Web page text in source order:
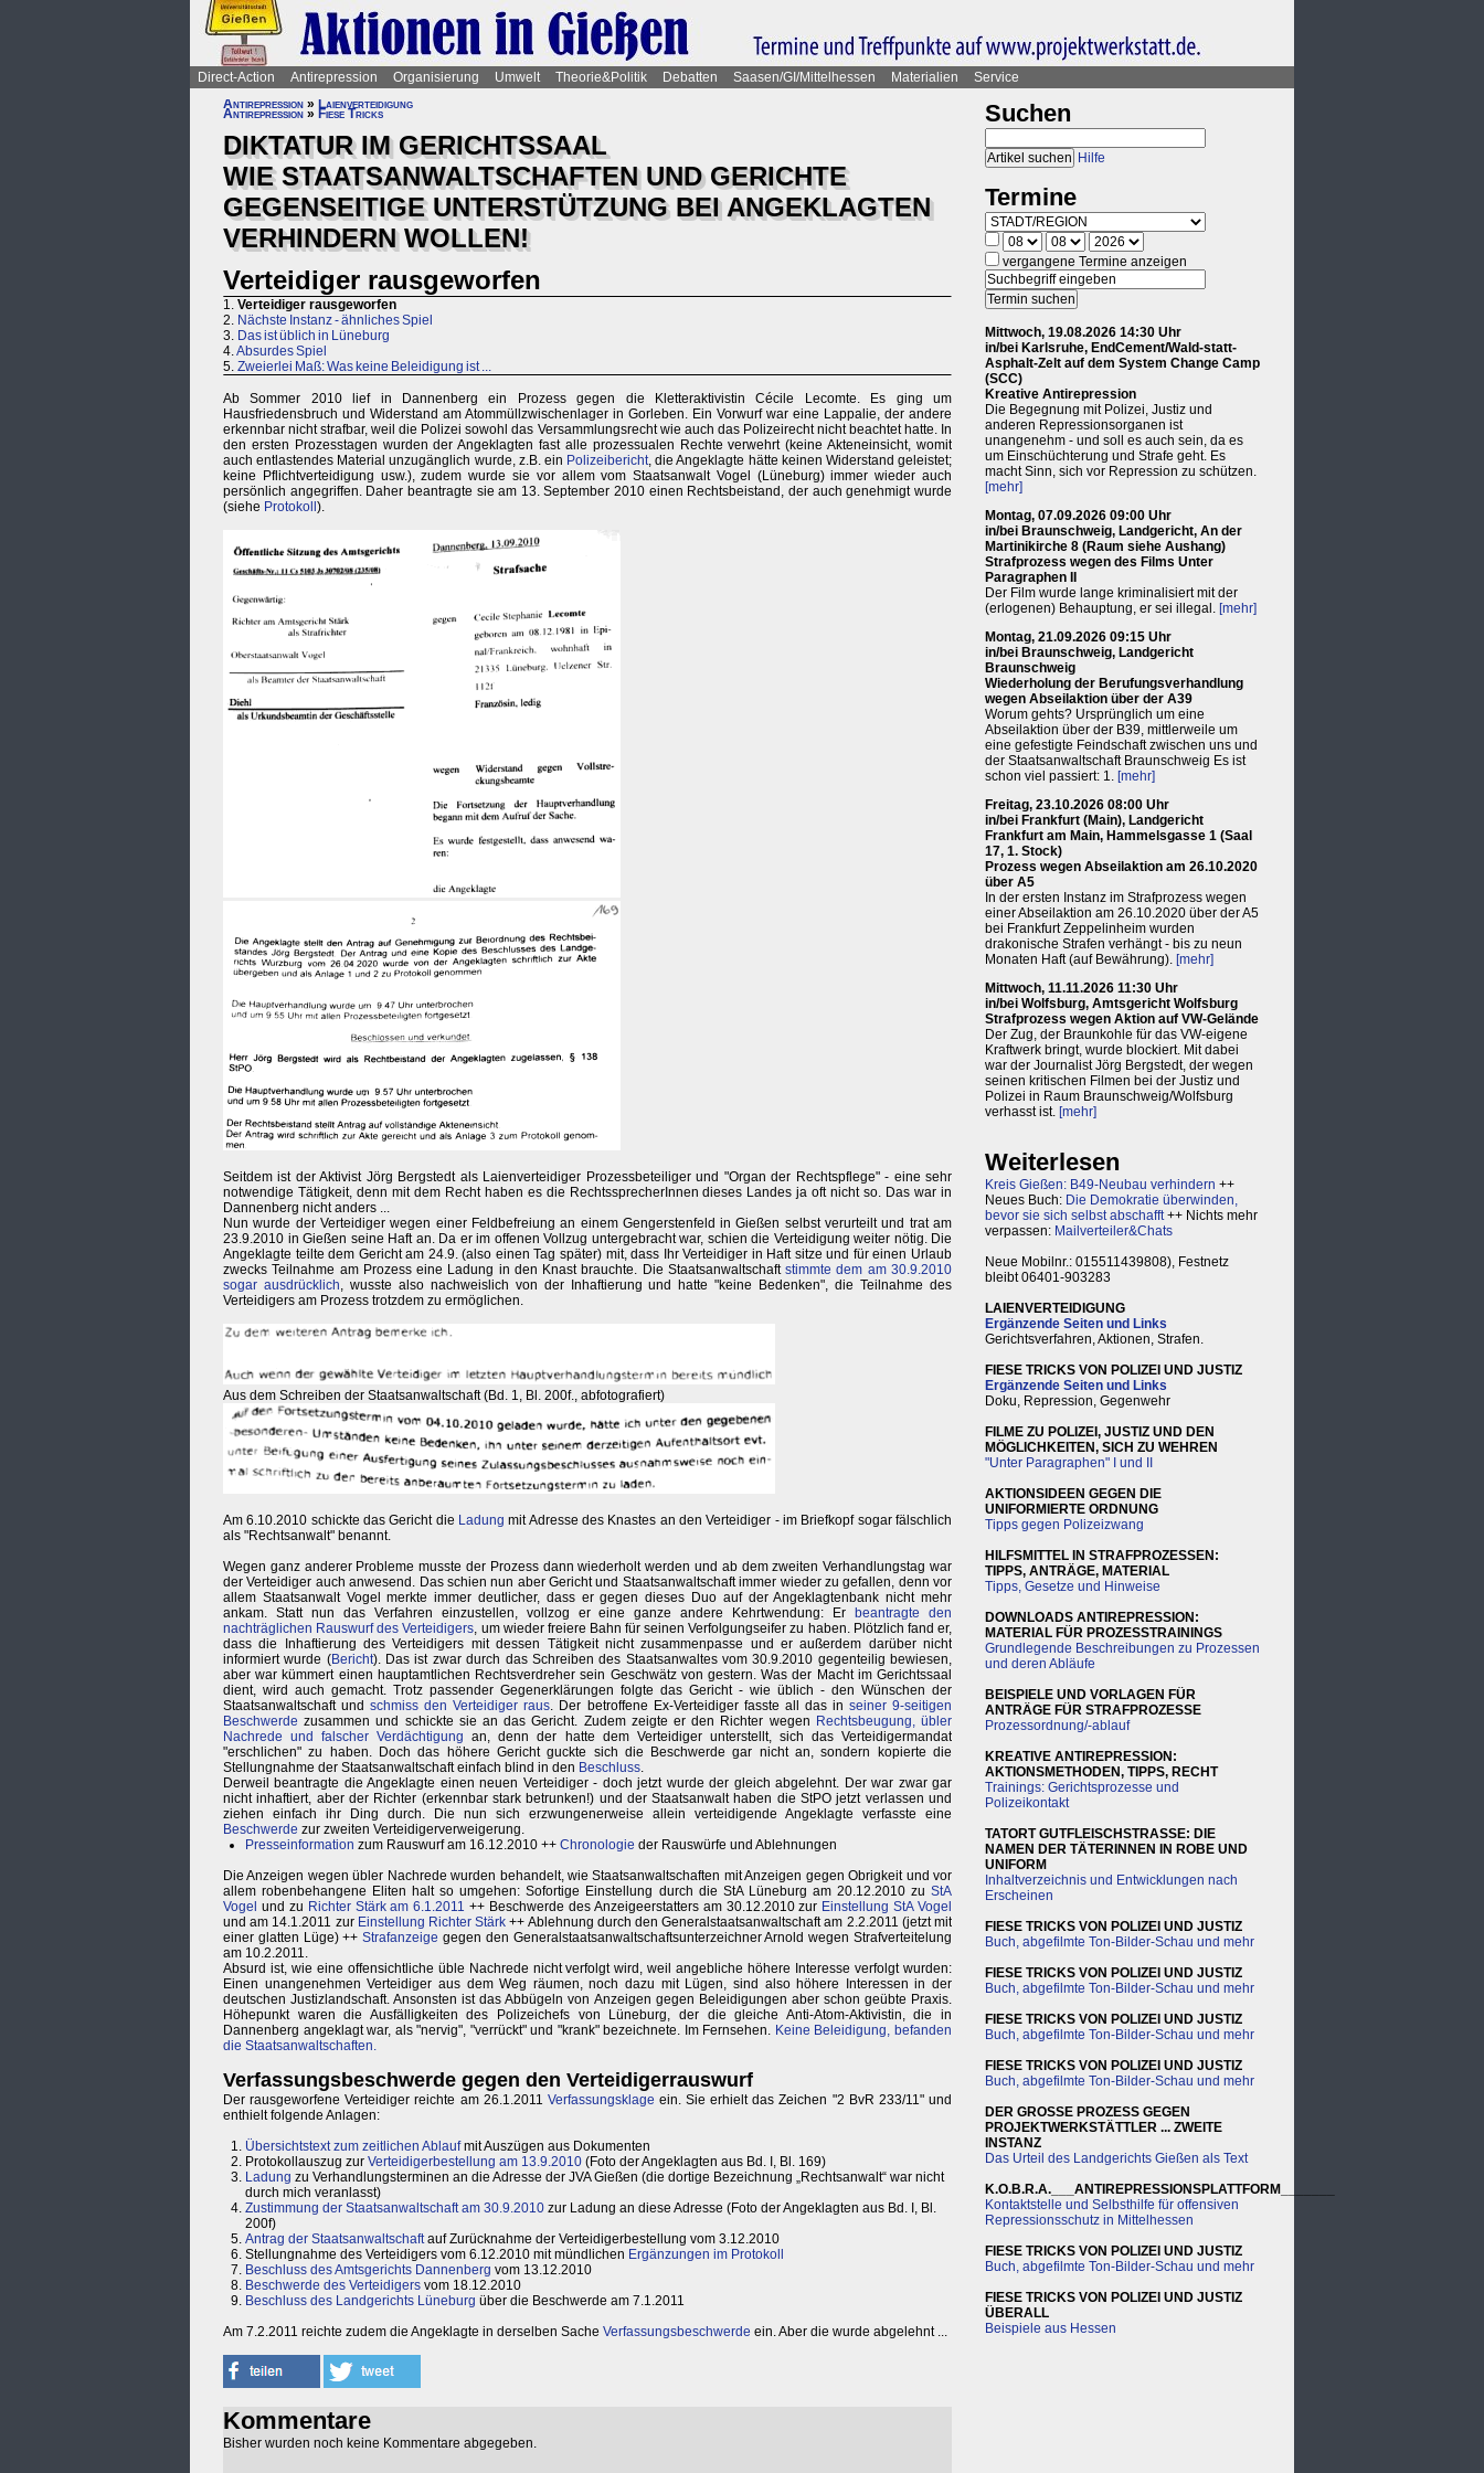
Direct-Action Antirepression Organisierung Umwelt Theorie&Politik Debatten Saasen/GI/Mittelhessen Materialien
Service
Antirepression » Laienverteidigung
Antirepression » Fiese Tricks
DIKTATUR IM GERICHTSSAAL
WIE STAATSANWALTSCHAFTEN UND GERICHTE
GEGENSEITIGE UNTERSTÜTZUNG BEI ANGEKLAGTEN
VERHINDERN WOLLEN!
Verteidiger rausgeworfen
1. Verteidiger rausgeworfen
2. Nächste Instanz - ähnliches Spiel
3. Das ist üblich in Lüneburg
4.Absurdes Spiel
5. Zweierlei Maß: Was keine Beleidigung ist ...
Ab Sommer 2010 lief in Dannenberg ein Prozess gegen die Kletteraktivistin Cécile Lecomte. Es ging um
Hausfriedensbruch und Widerstand am Atommüllzwischenlager in Gorleben. Ein Vorwurf war eine Lappalie, der andere
erkennbar nicht strafbar, weil die Polizei sowohl das Versammlungsrecht wie auch das Polizeirecht nicht beachtet hatte. In
den ersten Prozesstagen wurden der Angeklagten fast alle prozessualen Rechte verwehrt (keine Akteneinsicht, womit
auch entlastendes Material unzugänglich wurde, z.B. ein Polizeibericht, die Angeklagte hätte keinen Widerstand geleistet;
keine Pflichtverteidigung usw.), zudem wurde sie vor allem vom Staatsanwalt Vogel (Lüneburg) immer wieder auch
persönlich angegriffen. Daher beantragte sie am 13. September 2010 einen Rechtsbeistand, der auch genehmigt wurde
(siehe Protokoll ).
Seitdem ist der Aktivist Jörg Bergstedt als Laienverteidiger Prozessbeteiliger und "Organ der Rechtspflege" - eine sehr
notwendige Tätigkeit, denn mit dem Recht haben es die RechtssprecherInnen dieses Landes ja oft nicht so. Das war in
Dannenberg nicht anders ...
Nun wurde der Verteidiger wegen einer Feldbefreiung an einem Gengerstenfeld in Gießen selbst verurteilt und trat am
23.9.2010 in Gießen seine Haft an. Da er im offenen Vollzug untergebracht war, schien die Verteidigung weiter nötig. Die
Angeklagte teilte dem Gericht am 24.9. (also einen Tag später) mit, dass Ihr Verteidiger in Haft sitze und für einen Urlaub
zwecks Teilnahme am Prozess eine Ladung in den Knast brauchte. Die Staatsanwaltschaftstimmte dem am 30.9.2010
sogar ausdrücklich, wusste also nachweislich von der Inhaftierung und hatte "keine Bedenken", die Teilnahme des
Verteidigers am Prozess trotzdem zu ermöglichen.
Aus dem Schreiben der Staatsanwaltschaft (Bd. 1, Bl. 200f., abfotografiert)
Am 6.10.2010 schickte das Gericht die Ladung mit Adresse des Knastes an den Verteidiger - im Briefkopf sogar fälschlich
als "Rechtsanwalt" benannt.
Wegen ganz anderer Probleme musste der Prozess dann wiederholt werden und ab dem zweiten Verhandlungstag war
der Verteidiger auch anwesend. Das schien nun aber Gericht und Staatsanwaltschaft immer wieder zu gefallen, denn vor
allem Staatsanwalt Vogel merkte immer deutlicher, dass er gegen dieses Duo auf der Angeklagtenbank nicht mehr
ankam. Statt nun das Verfahren einzustellen, vollzog er eine ganze andere Kehrtwendung: Er beantragte den
nachträglichen Rauswurf des Verteidigers, um wieder freiere Bahn für seinen Verfolgungseifer zu haben. Plötzlich fand er,
dass die Inhaftierung des Verteidigers mit dessen Tätigkeit nicht zusammenpasse und er außerdem darüber nicht
informiert wurde (Bericht). Das ist zwar durch das Schreiben des Staatsanwaltes vom 30.9.2010 gegenteilig bewiesen,
aber war kümmert einen hauptamtlichen Rechtsverdreher sein Geschwätz von gestern. Was der Macht im Gerichtssaal
dient, wird auch gemacht. Trotz passender Gegenerklärungen folgte das Gericht - wie üblich - den Wünschen der
Staatsanwaltschaft undschmiss den Verteidiger raus. Der betroffene Ex-Verteidiger fasste all das in seiner 9-seitigen
Beschwerde zusammen und schickte sie an das Gericht. Zudem zeigte er den Richter wegen Rechtsbeugung, übler
Nachrede und falscher Verdächtigung an, denn der hatte dem Verteidiger unterstellt, sich das Verteidigermandat
"erschlichen" zu haben. Doch das höhere Gericht guckte sich die Beschwerde gar nicht an, sondern kopierte die
Stellungnahme der Staatsanwaltschaft einfach blind in den Beschluss.
Derweil beantragte die Angeklagte einen neuen Verteidiger - doch jetzt wurde der gleich abgelehnt. Der war zwar gar
nicht inhaftiert, aber der Richter (erkennbar stark betrunken!) und der Staatsanwalt haben die StPO jetzt verlassen und
ziehen einfach ihr Ding durch. Die nun sich erzwungenerweise allein verteidigende Angeklagte verfasste eine
Beschwerde zur zweiten Verteidigerverweigerung.
Presseinformation zum Rauswurf am 16.12.2010 ++ Chronologie der Rauswürfe und Ablehnungen
Die Anzeigen wegen übler Nachrede wurden behandelt, wie Staatsanwaltschaften mit Anzeigen gegen Obrigkeit und vor
allem robenbehangene Eliten halt so umgehen: Sofortige Einstellung durch die StA Lüneburg am 20.12.2010 zu StA
Vogel und zu Richter Stärk am 6.1.2011 ++ Beschwerde des Anzeigeerstatters am 30.12.2010 zur Einstellung StA Vogel
und am 14.1.2011 zur Einstellung Richter Stärk ++ Ablehnung durch den Generalstaatsanwaltschaft am 2.2.2011 (jetzt mit
einer glatten Lüge) ++Strafanzeige gegen den Generalstaatsanwaltschaftsunterzeichner Arnold wegen Strafverteitelung
am 10.2.2011.
Absurd ist, wie eine offensichtliche üble Nachrede nicht verfolgt wird, weil angebliche höhere Interesse verfolgt wurden:
Einen unangenehmen Verteidiger aus dem Weg räumen, noch dazu mit Lügen, sind also höhere Interessen in der
deutschen Justizlandschaft. Ansonsten ist das Abbügeln von Anzeigen gegen Beleidigungen aber schon geübte Praxis.
Höhepunkt waren die Ausfälligkeiten des Polizeichefs von Lüneburg, der die gleiche Anti-Atom-Aktivistin, die in
Dannenberg angeklagt war, als "nervig", "verrückt" und "krank" bezeichnete. Im Fernsehen. Keine Beleidigung, befanden
die Staatsanwaltschaften.
Verfassungsbeschwerde gegen den Verteidigerrauswurf
Der rausgeworfene Verteidiger reichte am 26.1.2011 Verfassungsklage ein. Sie erhielt das Zeichen "2 BvR 233/11" und
enthielt folgende Anlagen:
Übersichtstext zum zeitlichen Ablaufmit Auszügen aus Dokumenten
Protokollauszug zur Verteidigerbestellung am 13.9.2010 (Foto der Angeklagten aus Bd. I, Bl. 169)
Ladung zu Verhandlungsterminen an die Adresse der JVA Gießen (die dortige Bezeichnung „Rechtsanwalt“ war nicht
durch mich veranlasst)
Zustimmung der Staatsanwaltschaft am 30.9.2010 zur Ladung an diese Adresse (Foto der Angeklagten aus Bd. I, Bl.
200f)
Antrag der Staatsanwaltschaftauf Zurücknahme der Verteidigerbestellung vom 3.12.2010
Stellungnahme des Verteidigers vom 6.12.2010 mit mündlichen Ergänzungen im Protokoll
Beschluss des Amtsgerichts Dannenberg vom 13.12.2010
Beschwerde des Verteidigers vom 18.12.2010
Beschluss des Landgerichts Lüneburg über die Beschwerde am 7.1.2011
Am 7.2.2011 reichte zudem die Angeklagte in derselben Sache Verfassungsbeschwerde ein. Aber die wurde abgelehnt ...
Kommentare
Bisher wurden noch keine Kommentare abgegeben.
Suchen
Hilfe
Termine
vergangene Termine anzeigen
Mittwoch, 19.08.2026 14:30 Uhr
in/bei Karlsruhe, EndCement/Wald-statt-
Asphalt-Zelt auf dem System Change Camp
(SCC)
Kreative Antirepression
Die Begegnung mit Polizei, Justiz und
anderen Repressionsorganen ist
unangenehm - und soll es auch sein, da es
um Einschüchterung und Strafe geht. Es
macht Sinn, sich vor Repression zu schützen.
[mehr]
Montag, 07.09.2026 09:00 Uhr
in/bei Braunschweig, Landgericht, An der
Martinikirche 8 (Raum siehe Aushang)
Strafprozess wegen des Films Unter
Paragraphen II
Der Film wurde lange kriminalisiert mit der
(erlogenen) Behauptung, er sei illegal. [mehr]
Montag, 21.09.2026 09:15 Uhr
in/bei Braunschweig, Landgericht
Braunschweig
Wiederholung der Berufungsverhandlung
wegen Abseilaktion über der A39
Worum gehts? Ursprünglich um eine
Abseilaktion über der B39, mittlerweile um
eine gefestigte Feindschaft zwischen uns und
der Staatsanwaltschaft Braunschweig Es ist
schon viel passiert: 1. [mehr]
Freitag, 23.10.2026 08:00 Uhr
in/bei Frankfurt (Main), Landgericht
Frankfurt am Main, Hammelsgasse 1 (Saal
17, 1. Stock)
Prozess wegen Abseilaktion am 26.10.2020
über A5
In der ersten Instanz im Strafprozess wegen
einer Abseilaktion am 26.10.2020 über der A5
bei Frankfurt Zeppelinheim wurden
drakonische Strafen verhängt - bis zu neun
Monaten Haft (auf Bewährung). [mehr]
Mittwoch, 11.11.2026 11:30 Uhr
in/bei Wolfsburg, Amtsgericht Wolfsburg
Strafprozess wegen Aktion auf VW-Gelände
Der Zug, der Braunkohle für das VW-eigene
Kraftwerk bringt, wurde blockiert. Mit dabei
war der Journalist Jörg Bergstedt, der wegen
seinen kritischen Filmen bei der Justiz und
Polizei in Raum Braunschweig/Wolfsburg
verhasst ist. [mehr]
Weiterlesen
Kreis Gießen: B49-Neubau verhindern ++
Neues Buch: Die Demokratie überwinden,
bevor sie sich selbst abschafft++ Nichts mehr
verpassen: Mailverteiler&Chats
Neue Mobilnr.: 015511439808), Festnetz
bleibt 06401-903283
LAIENVERTEIDIGUNG
Ergänzende Seiten und Links
Gerichtsverfahren, Aktionen, Strafen.
FIESE TRICKS VON POLIZEI UND JUSTIZ
Ergänzende Seiten und Links
Doku, Repression, Gegenwehr
FILME ZU POLIZEI, JUSTIZ UND DEN
MÖGLICHKEITEN, SICH ZU WEHREN
"Unter Paragraphen" I und II
AKTIONSIDEEN GEGEN DIE
UNIFORMIERTE ORDNUNG
Tipps gegen Polizeizwang
HILFSMITTEL IN STRAFPROZESSEN:
TIPPS, ANTRÄGE, MATERIAL
Tipps, Gesetze und Hinweise
DOWNLOADS ANTIREPRESSION:
MATERIAL FÜR PROZESSTRAININGS
Grundlegende Beschreibungen zu Prozessen
und deren Abläufe
BEISPIELE UND VORLAGEN FÜR
ANTRÄGE FÜR STRAFPROZESSE
Prozessordnung/-ablauf
KREATIVE ANTIREPRESSION:
AKTIONSMETHODEN, TIPPS, RECHT
Trainings: Gerichtsprozesse und
Polizeikontakt
TATORT GUTFLEISCHSTRASSE: DIE
NAMEN DER TÄTERINNEN IN ROBE UND
UNIFORM
Inhaltverzeichnis und Entwicklungen nach
Erscheinen
FIESE TRICKS VON POLIZEI UND JUSTIZ
Buch, abgefilmte Ton-Bilder-Schau und mehr
FIESE TRICKS VON POLIZEI UND JUSTIZ
Buch, abgefilmte Ton-Bilder-Schau und mehr
FIESE TRICKS VON POLIZEI UND JUSTIZ
Buch, abgefilmte Ton-Bilder-Schau und mehr
FIESE TRICKS VON POLIZEI UND JUSTIZ
Buch, abgefilmte Ton-Bilder-Schau und mehr
DER GROSSE PROZESS GEGEN
PROJEKTWERKSTÄTTLER ... ZWEITE
INSTANZ
Das Urteil des Landgerichts Gießen als Text
K.O.B.R.A.___ANTIREPRESSIONSPLATTFORM_______
Kontaktstelle und Selbsthilfe für offensiven
Repressionsschutz in Mittelhessen
FIESE TRICKS VON POLIZEI UND JUSTIZ
Buch, abgefilmte Ton-Bilder-Schau und mehr
FIESE TRICKS VON POLIZEI UND JUSTIZ
ÜBERALL
Beispiele aus Hessen